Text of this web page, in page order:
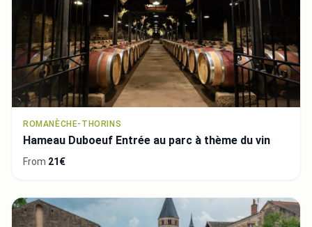
ROMANÈCHE-THORINS
Hameau Duboeuf Entrée au parc à thème du vin
From 21€